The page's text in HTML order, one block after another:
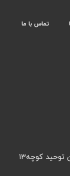
تماس با ما
تهران تهرانپارس استقلال شرق خیابان توحید کوچه۱۳